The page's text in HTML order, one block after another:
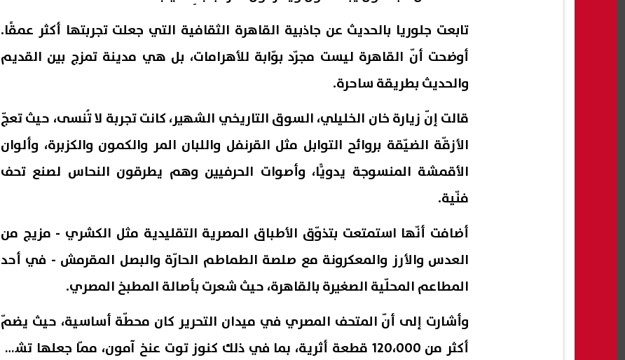
تابعت جلوريا بالحديث عن جاذبية القاهرة الثقافية التي جعلت تجربتها أكثر عمقًا.
أوضحت أنّ القاهرة ليست مجرّد بوّابة للأهرامات، بل هي مدينة تمزج بين القديم
والحديث بطريقة ساحرة.
قالت إنّ زيارة خان الخليلي، السوق التاريخي الشهير، كانت تجربة لا تُنسى، حيث تعجّ
الأزقّة الضيّقة بروائح التوابل مثل القرنفل واللبان المر والكمون والكزبرة، وألوان
الأقمشة المنسوجة يدويًّا، وأصوات الحرفيين وهم يطرقون النحاس لصنع تحف
فنّية.
أضافت أنّها استمتعت بتذوّق الأطباق المصرية التقليدية مثل الكشري - مزيج من
العدس والأرز والمعكرونة مع صلصة الطماطم الحارّة والبصل المقرمش - في أحد
المطاعم المحلّية الصغيرة بالقاهرة، حيث شعرت بأصالة المطبخ المصري.
وأشارت إلى أنّ المتحف المصري في ميدان التحرير كان محطّة أساسية، حيث يضمّ
أكثر من 120،000 قطعة أثرية، بما في ذلك كنوز توت عنخ آمون، ممّا جعلها تشعر